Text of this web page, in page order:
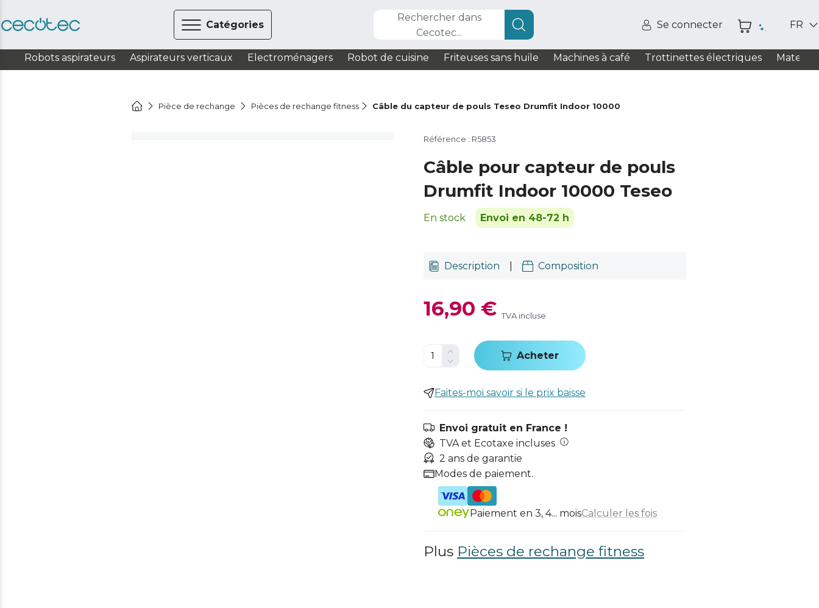
Catégories
Rechercher dans
Cecotec...
Se connecter FR
Robots aspirateurs Aspirateurs verticaux Electroménagers Robot de cuisine Friteuses sans huile Machines à café Trottinettes électriques Matelas
Pièce de rechange Pièces de rechange fitness Câble du capteur de pouls Teseo Drumfit Indoor 10000
Référence : R5853
Câble pour capteur de pouls
Drumfit Indoor 10000 Teseo
En stock Envoi en 48-72 h
Description Composition
16,90 € TVA incluse
Acheter
Faites-moi savoir si le prix baisse
Envoi gratuit en France !
TVA et Ecotaxe incluses
2 ans de garantie
Modes de paiement.
Paiement en 3, 4... moisCalculer les fois
Plus Pièces de rechange fitness